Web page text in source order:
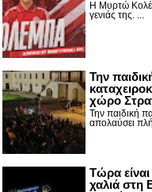
Η Μυρτώ
γενιάς της. ...
Την
χώρο
Την παιδική
απολαύσει
Τώρα
χαλιά στη